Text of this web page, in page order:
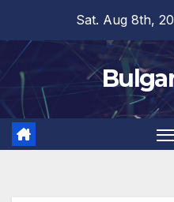
content
Sat. Aug 8th,